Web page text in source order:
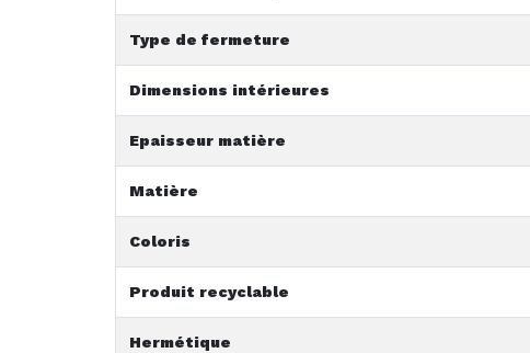
Type de fermeture
Dimensions intérieures
Epaisseur matière
Matière
Coloris
Produit recyclable
Hermétique